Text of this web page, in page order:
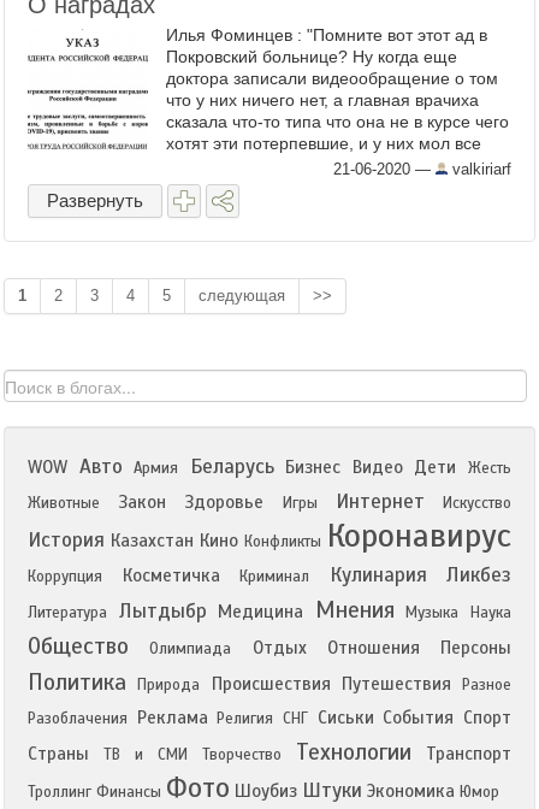
Илья Фоминцев : "Помните вот этот ад в
Покровский больнице? Ну когда еще
доктора записали видеообращение о том
что у них ничего нет, а главная врачиха
сказала что-то типа что она не в курсе чего
хотят эти потерпевшие, и у них мол все
есть. Естественно отхватили лиха сами
обратившиеся. ...
21-06-2020 — valkiriarf
Развернуть
1 2 3 4 5 следующая >>
WOW Авто Армия Беларусь Бизнес Видео Дети
Жесть
Животные
Закон Здоровье Игры Интернет Искусство
История Казахстан Кино Конфликты Коронавирус
Коррупция Косметичка Криминал Кулинария Ликбез
Литература Лытдыбр Медицина Мнения Музыка Наука
Общество Олимпиада Отдых Отношения Персоны
Политика Природа Происшествия Путешествия
Разное
Разоблачения
Реклама Религия СНГ Сиськи События Спорт
Страны
ТВ и СМИ Творчество Технологии Транспорт
Троллинг Финансы Фото Шоубиз Штуки Экономика Юмор